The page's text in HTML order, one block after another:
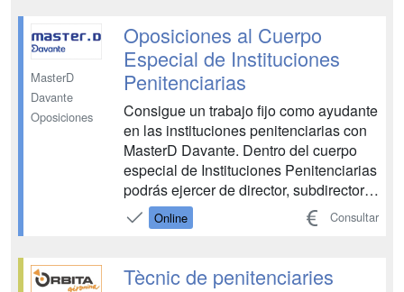
Justicia, en la guardia y custodia de las
salas y de su material, y otra tare...
MasterD
Davante
Oposiciones
Oposiciones al Cuerpo
Especial de Instituciones
Penitenciarias
Consigue un trabajo fijo como ayudante
en las instituciones penitenciarias con
MasterD Davante. Dentro del cuerpo
especial de Instituciones Penitenciarias
podrás ejercer de director, subdirector,
jefe de servicios, jefe de gabinete del
director, educador, coordinador de
jefe de oficinas, contribuyendo al cor...
Online Consultar
Tècnic de penitenciaries